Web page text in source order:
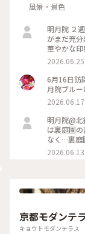
風景・景色
明月院 ２週間前の前回と比べるとだいぶ褪せてきていました
がまだ充
華やかな
庭園の菖蒲
2026.06.25
6月16日訪
月院ブル
2026.06.17
明月院@北鎌倉 混んでるとわかってても行
は裏庭園
なく…裏庭
飾のあじ
すよねー(ﾜ
ても疲れ
2026.06.13
京都モダンテ
キョウトモダンテラス